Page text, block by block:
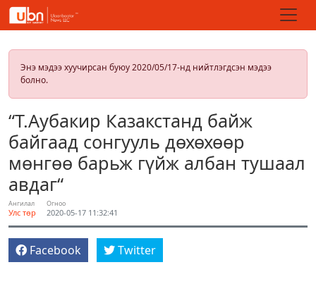
Энэ мэдээ хуучирсан буюу 2020/05/17-нд нийтлэгдсэн мэдээ
болно.
“Т.Аубакир Казакстанд байж
байгаад сонгууль дөхөхөөр
мөнгөө барьж гүйж албан тушаал
авдаг“
Ангилал
Улс төр
Огноо
2020-05-17 11:32:41
Facebook Twitter